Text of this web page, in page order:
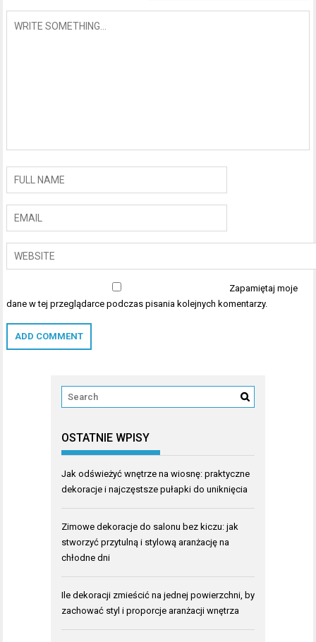
Zapamiętaj moje
dane w tej przeglądarce podczas pisania kolejnych komentarzy.
OSTATNIE WPISY
Jak odświeżyć wnętrze na wiosnę: praktyczne
dekoracje i najczęstsze pułapki do uniknięcia
Zimowe dekoracje do salonu bez kiczu: jak
stworzyć przytulną i stylową aranżację na
chłodne dni
Ile dekoracji zmieścić na jednej powierzchni, by
zachować styl i proporcje aranżacji wnętrza